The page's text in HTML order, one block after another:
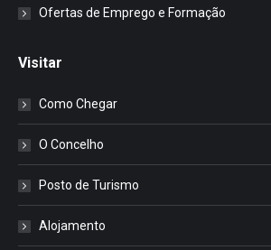
Ofertas de Emprego e Formação
Visitar
Como Chegar
O Concelho
Posto de Turismo
Alojamento